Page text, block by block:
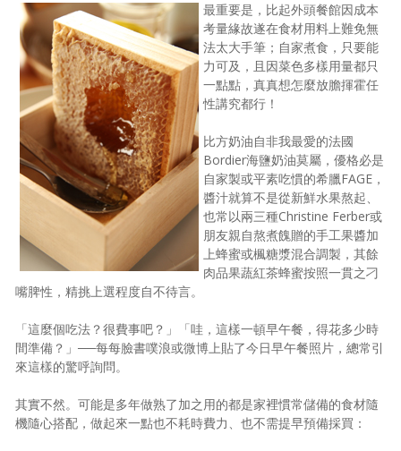
最重要是，比起外頭餐館因成本
考量緣故遂在食材用料上難免無
法太大手筆；自家煮食，只要能
力可及，且因菜色多樣用量都只
一點點，真真想怎麼放膽揮霍任
性講究都行！
比方奶油自非我最愛的法國
Bordier海鹽奶油莫屬，優格必是
自家製或平素吃慣的希臘FAGE，
醬汁就算不是從新鮮水果熬起、
也常以兩三種Christine Ferber或
朋友親自熬煮餽贈的手工果醬加
上蜂蜜或楓糖漿混合調製，其餘
肉品果蔬紅茶蜂蜜按照一貫之刁
嘴脾性，精挑上選程度自不待言。
「這麼個吃法？很費事吧？」「哇，這樣一頓早午餐，得花多少時
間準備？」──每每臉書噗浪或微博上貼了今日早午餐照片，總常引
來這樣的驚呼詢問。
其實不然。可能是多年做熟了加之用的都是家裡慣常儲備的食材隨
機隨心搭配，做起來一點也不耗時費力、也不需提早預備採買：